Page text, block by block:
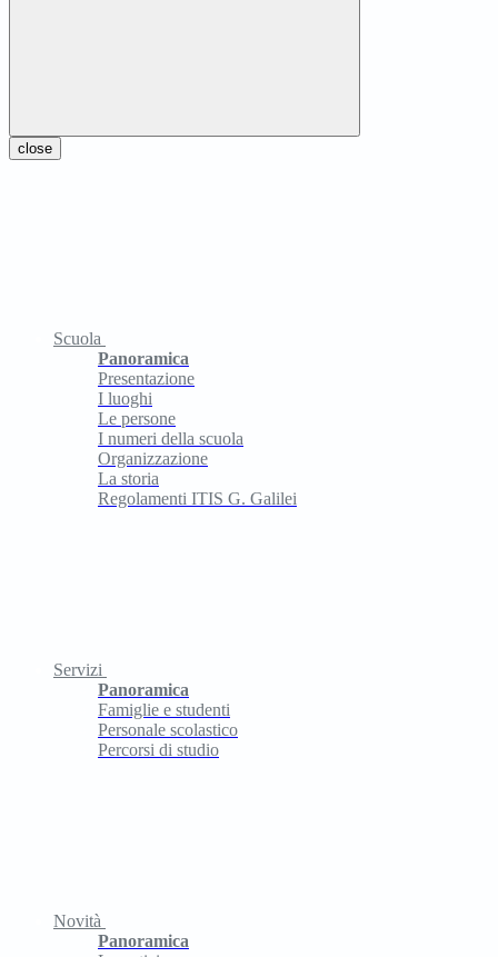
close
Scuola
Panoramica
Presentazione
I luoghi
Le persone
I numeri della scuola
Organizzazione
La storia
Regolamenti ITIS G. Galilei
Servizi
Panoramica
Famiglie e studenti
Personale scolastico
Percorsi di studio
Novità
Panoramica